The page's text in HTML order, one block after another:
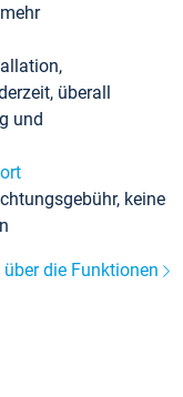
überall
und
keine
die Funktionen